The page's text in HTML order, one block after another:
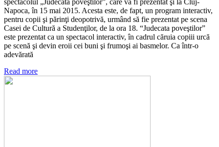
spectacolul „Judecata poveştilor”, care va fi prezentat şi la Cluj-
Napoca, în 15 mai 2015. Acesta este, de fapt, un program interactiv,
pentru copii şi părinţi deopotrivă, urmând să fie prezentat pe scena
Casei de Cultură a Studenţilor, de la ora 18. “Judecata poveştilor”
este prezentat ca un spectacol interactiv, în cadrul căruia copiii urcă
pe scenă şi devin eroii cei buni şi frumoşi ai basmelor. Ca într-o
adevărată
Read more